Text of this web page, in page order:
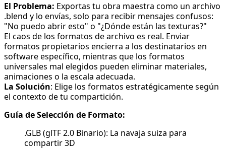
El Problema: Exportas tu obra maestra como un archivo
.blend y lo envías, solo para recibir mensajes confusos:
"No puedo abrir esto" o "¿Dónde están las texturas?"
El caos de los formatos de archivo es real. Enviar
formatos propietarios encierra a los destinatarios en
software específico, mientras que los formatos
universales mal elegidos pueden eliminar materiales,
animaciones o la escala adecuada.
La Solución: Elige los formatos estratégicamente según
el contexto de tu compartición.
Guía de Selección de Formato:
.GLB (glTF 2.0 Binario): La navaja suiza para
compartir 3D